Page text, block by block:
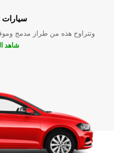
سيارات
وتتراوح هذه من طراز مدمج
شاهد